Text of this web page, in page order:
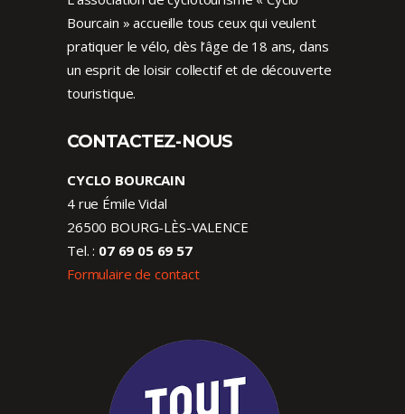
Bourcain » accueille tous ceux qui veulent
pratiquer le vélo, dès l’âge de 18 ans, dans
un esprit de loisir collectif et de découverte
touristique.
CONTACTEZ-NOUS
CYCLO BOURCAIN
4 rue Émile Vidal
26500 BOURG-LÈS-VALENCE
Tel. : 07 69 05 69 57
Formulaire de contact